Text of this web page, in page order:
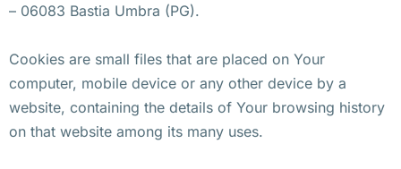
– 06083 Bastia Umbra (PG).
Cookies are small files that are placed on Your
computer, mobile device or any other device by a
website, containing the details of Your browsing history
on that website among its many uses.